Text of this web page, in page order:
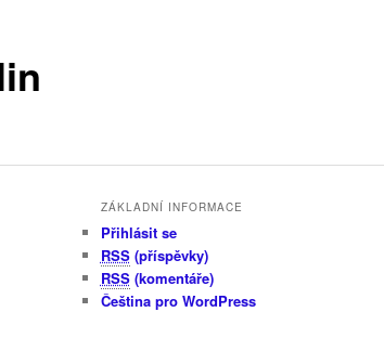
ZÁKLADNÍ INFORMACE
Přihlásit se
RSS(příspěvky)
RSS(komentáře)
Čeština pro WordPress